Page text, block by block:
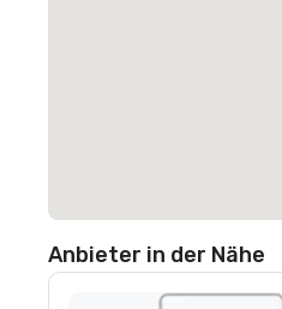
Anbieter in der Nähe